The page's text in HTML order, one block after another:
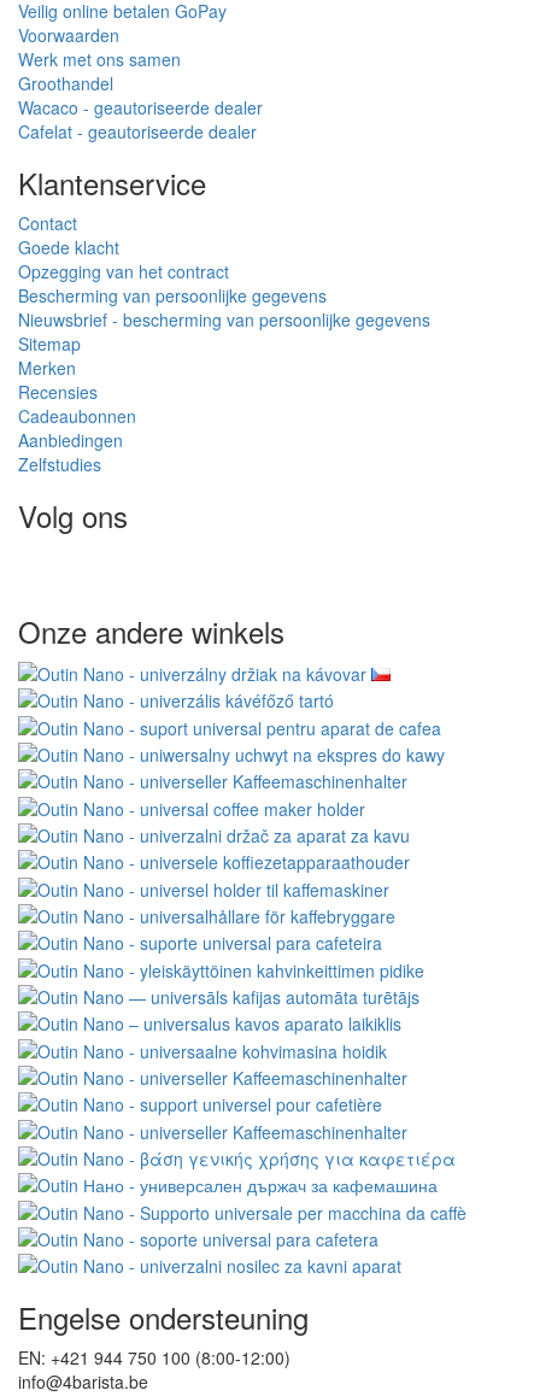
Veilig online betalen GoPay
Voorwaarden
Werk met ons samen
Groothandel
Wacaco - geautoriseerde dealer
Cafelat - geautoriseerde dealer
Klantenservice
Contact
Goede klacht
Opzegging van het contract
Bescherming van persoonlijke gegevens
Nieuwsbrief - bescherming van persoonlijke gegevens
Sitemap
Merken
Recensies
Cadeaubonnen
Aanbiedingen
Zelfstudies
Volg ons
Onze andere winkels
Engelse ondersteuning
EN: +421 944 750 100 (8:00-12:00)
info@4barista.be